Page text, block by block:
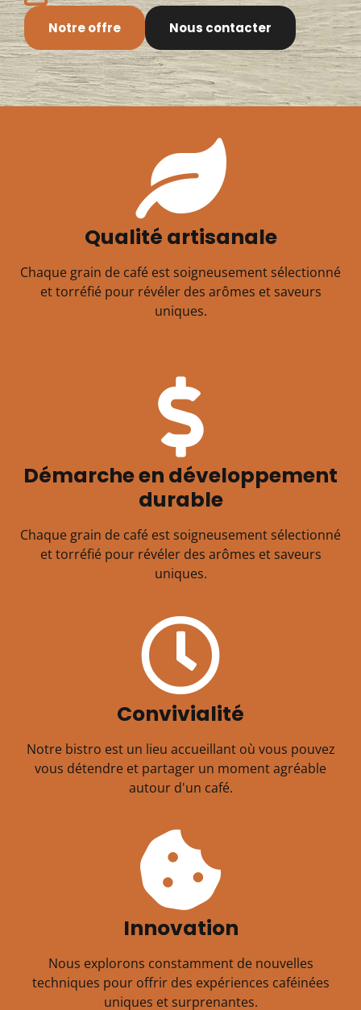
Notre offre Nous contacter
Qualité artisanale
Chaque grain de café est soigneusement sélectionné
et torréfié pour révéler des arômes et saveurs
uniques.
Démarche en développement
durable
Chaque grain de café est soigneusement sélectionné
et torréfié pour révéler des arômes et saveurs
uniques.
Convivialité
Notre bistro est un lieu accueillant où vous pouvez
vous détendre et partager un moment agréable
autour d'un café.
Innovation
Nous explorons constamment de nouvelles
techniques pour offrir des expériences caféinées
uniques et surprenantes.